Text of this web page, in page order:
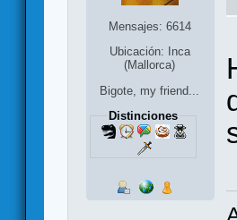
Mensajes: 6614
Ubicación: Inca
(Mallorca)
Bigote, my friend...
Distinciones